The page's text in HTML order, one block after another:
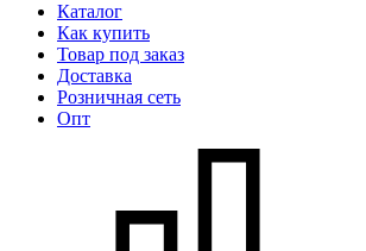
Каталог
Как купить
Товар под заказ
Доставка
Розничная сеть
Опт